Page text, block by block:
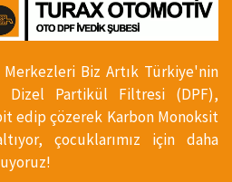
Merkezleri Biz Artık Türkiye'nin
Dizel Partikül Filtresi (DPF),
edip çözerek Karbon Monoksit
çocuklarımız için daha